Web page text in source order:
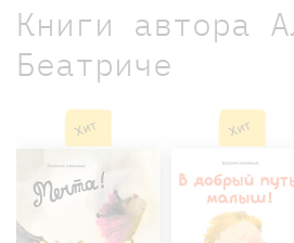
Книги автора
Беатриче
Хит Хит